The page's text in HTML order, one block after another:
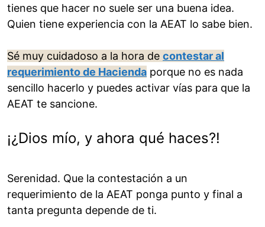
tienes que hacer no suele ser una buena idea.
Quien tiene experiencia con la AEAT lo sabe bien.
Sé muy cuidadoso a la hora de contestar al
requerimiento de Hacienda porque no es nada
sencillo hacerlo y puedes activar vías para que la
AEAT te sancione.
¡¿Dios mío, y ahora qué haces?!
Serenidad. Que la contestación a un
requerimiento de la AEAT ponga punto y final a
tanta pregunta depende de ti.